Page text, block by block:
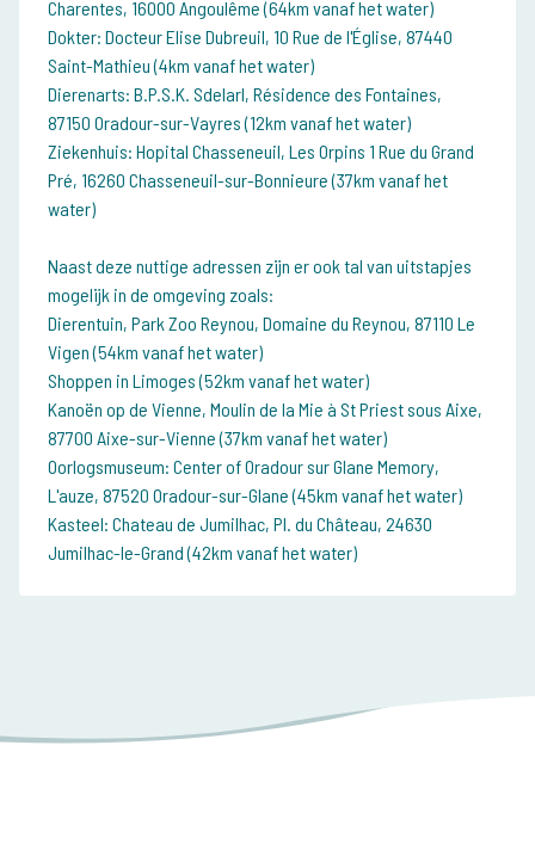
Charentes, 16000 Angoulême (64km vanaf het water)
Dokter: Docteur Elise Dubreuil, 10 Rue de l'Église, 87440
Saint-Mathieu (4km vanaf het water)
Dierenarts: B.P.S.K. Sdelarl, Résidence des Fontaines,
87150 Oradour-sur-Vayres (12km vanaf het water)
Ziekenhuis: Hopital Chasseneuil, Les Orpins 1 Rue du Grand
Pré, 16260 Chasseneuil-sur-Bonnieure (37km vanaf het
water)
Naast deze nuttige adressen zijn er ook tal van uitstapjes
mogelijk in de omgeving zoals:
Dierentuin, Park Zoo Reynou, Domaine du Reynou, 87110 Le
Vigen (54km vanaf het water)
Shoppen in Limoges (52km vanaf het water)
Kanoën op de Vienne, Moulin de la Mie à St Priest sous Aixe,
87700 Aixe-sur-Vienne (37km vanaf het water)
Oorlogsmuseum: Center of Oradour sur Glane Memory,
L'auze, 87520 Oradour-sur-Glane (45km vanaf het water)
Kasteel: Chateau de Jumilhac, Pl. du Château, 24630
Jumilhac-le-Grand (42km vanaf het water)